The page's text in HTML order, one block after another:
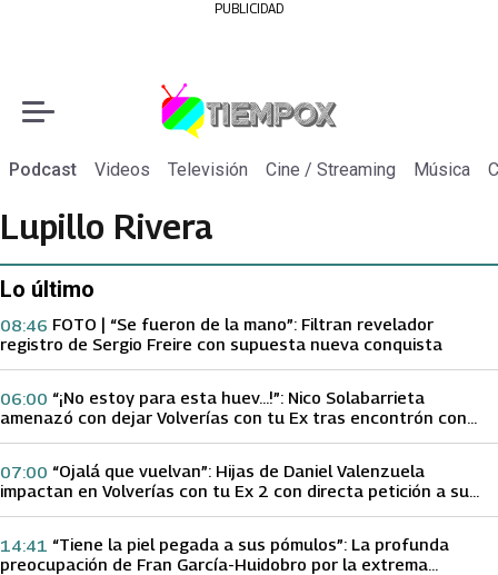
PUBLICIDAD
Podcast Videos Televisión Cine / Streaming Música
Lupillo Rivera
Lo último
FOTO | “Se fueron de la mano”: Filtran revelador
registro de Sergio Freire con supuesta nueva conquista
08:46
“¡No estoy para esta huev…!”: Nico Solabarrieta
amenazó con dejar Volverías con tu Ex tras encontrón con
06:00
“Ojalá que vuelvan”: Hijas de Daniel Valenzuela
impactan en Volverías con tu Ex 2 con directa petición a su
07:00
“Tiene la piel pegada a sus pómulos”: La profunda
preocupación de Fran García-Huidobro por la extrema
14:41